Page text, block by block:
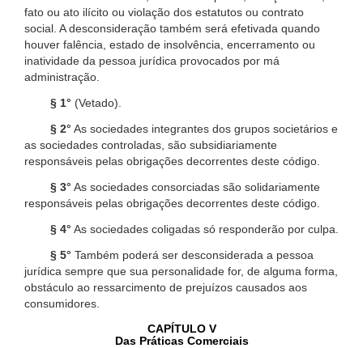
fato ou ato ilícito ou violação dos estatutos ou contrato
social. A desconsideração também será efetivada quando
houver falência, estado de insolvência, encerramento ou
inatividade da pessoa jurídica provocados por má
administração.
§ 1° (Vetado).
§ 2° As sociedades integrantes dos grupos societários e
as sociedades controladas, são subsidiariamente
responsáveis pelas obrigações decorrentes deste código.
§ 3° As sociedades consorciadas são solidariamente
responsáveis pelas obrigações decorrentes deste código.
§ 4° As sociedades coligadas só responderão por culpa.
§ 5° Também poderá ser desconsiderada a pessoa
jurídica sempre que sua personalidade for, de alguma forma,
obstáculo ao ressarcimento de prejuízos causados aos
consumidores.
CAPÍTULO V
Das Práticas Comerciais